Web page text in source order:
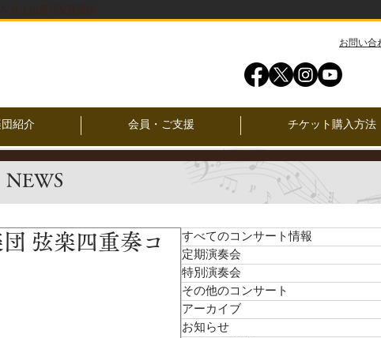
お問い合
紹介 会員・ご支援 チケット購入方法
NEWS
弦楽四重奏コ
すべてのコンサート情報
定期演奏会
特別演奏会
その他のコンサート
アーカイブ
お知らせ